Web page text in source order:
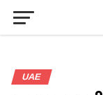
UAE